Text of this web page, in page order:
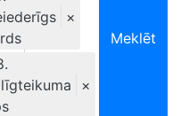
×
×
Meklēt